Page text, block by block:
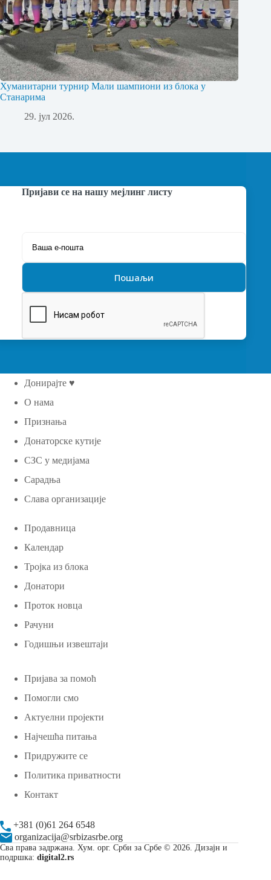
Хуманитарни турнир Мали шампиони из блока у
Станарима
29. јул 2026.
Пријави се на нашу мејлинг листу
Донирајте ♥
О нама
Признања
Донаторске кутије
СЗС у медијама
Сарадња
Слава организације
Продавница
Календар
Тројка из блока
Донатори
Проток новца
Рачуни
Годишњи извештаји
Пријава за помоћ
Помогли смо
Актуелни пројекти
Најчешћа питања
Придружите се
Политика приватности
Контакт
+381 (0)61 264 6548
organizacija@srbizasrbe.org
Сва права задржана. Хум. орг. Срби за Србе © 2026. Дизајн и
подршка: digital2.rs